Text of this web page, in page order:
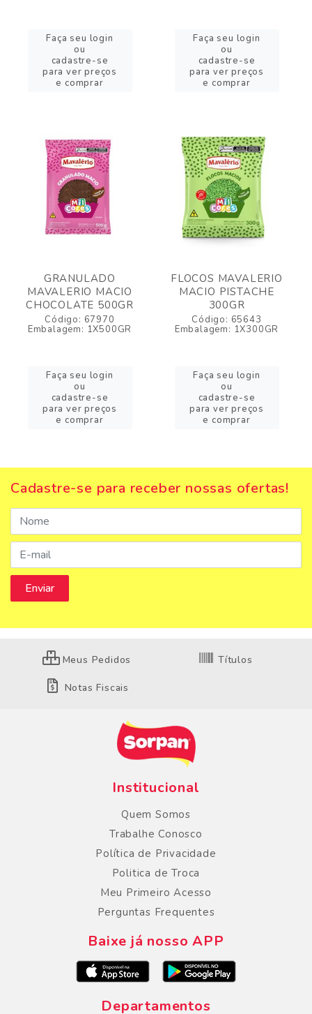
Faça seu login
ou
cadastre-se
para ver preços
e comprar
Faça seu login
ou
cadastre-se
para ver preços
e comprar
GRANULADO
MAVALERIO MACIO
CHOCOLATE 500GR
Código: 67970
Embalagem: 1X500GR
Faça seu login
ou
cadastre-se
para ver preços
e comprar
FLOCOS MAVALERIO
MACIO PISTACHE
300GR
Código: 65643
Embalagem: 1X300GR
Faça seu login
ou
cadastre-se
para ver preços
e comprar
Cadastre-se para receber nossas ofertas!
Meus Pedidos Títulos
Notas Fiscais
Institucional
Quem Somos
Trabalhe Conosco
Política de Privacidade
Politica de Troca
Meu Primeiro Acesso
Perguntas Frequentes
Baixe já nosso APP
Departamentos